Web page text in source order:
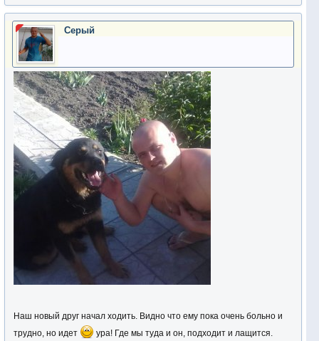
Серый
Наш новый друг начал ходить. Видно что ему пока очень больно и
трудно, но идет
ура! Где мы туда и он, подходит и лащится.